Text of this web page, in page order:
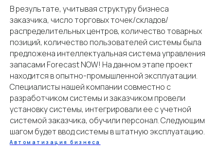
В результате, учитывая структуру бизнеса
заказчика, число торговых точек/складов/
распределительных центров, количество товарных
позиций, количество пользователей системы была
предложена интеллектуальная система управления
запасами Forecast NOW! На данном этапе проект
находится в опытно-промышленной эксплуатации.
Специалисты нашей компании совместно с
разработчиком системы и заказчиком провели
установку системы, интегрировали ее с учетной
системой заказчика, обучили персонал. Следующим
шагом будет ввод системы в штатную эксплуатацию.
Автоматизация бизнеса
Пн-Пт: 9:00 — 18:00
Сб-Вс: выходной
О компании
Благодарности
Партнеры
Стоимость услуг
бизнеса
Информационная
безопасность
Сервисный
центр
Контакты